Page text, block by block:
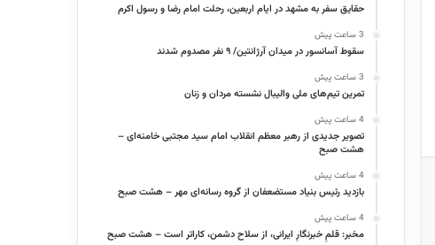
حقایق سفر به مشهد در ایام اربعین، رحلت امام رضا و رسول اکرم
3 ساعت پیش
سقوط آسانسور در میدان آرژانتین/ ۹ نفر مصدوم شدند
3 ساعت پیش
تمرین تیم‌های ملی والیبال نشسته مردان و زنان
4 ساعت پیش
تصویر جدیدی از رهبر معظم انقلاب امام سید مجتبی خامنه‌ای –
هشت صبح
4 ساعت پیش
بازدید رئیس بنیاد مستضعفان از گروه رسانه‌ای مهر – هشت صبح
4 ساعت پیش
مخبر: قلمِ خبرنگارِ ایرانی، از سلاح دشمن، کاراتر است – هشت صبح